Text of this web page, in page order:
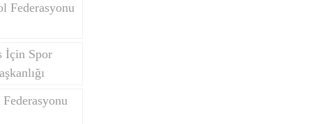
Federasyonu
İçin Spor